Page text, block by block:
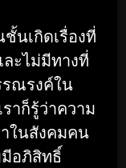
นเกิดเรื่องที่
ะไม่มีทางที่
รณรงค์ใน
าก็รู้ว่าความ
าในสังคมคน
อภิสิทธิ์